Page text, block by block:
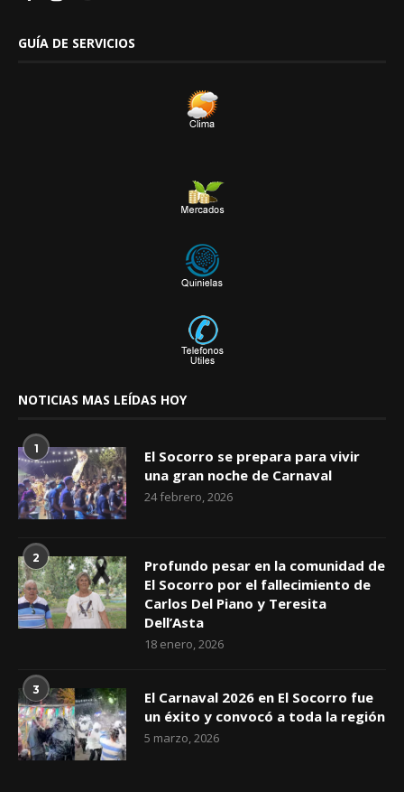
GUÍA DE SERVICIOS
NOTICIAS MAS LEÍDAS HOY
1
El Socorro se prepara para vivir
una gran noche de Carnaval
24 febrero, 2026
2
Profundo pesar en la comunidad de
El Socorro por el fallecimiento de
Carlos Del Piano y Teresita
Dell’Asta
18 enero, 2026
3
El Carnaval 2026 en El Socorro fue
un éxito y convocó a toda la región
5 marzo, 2026